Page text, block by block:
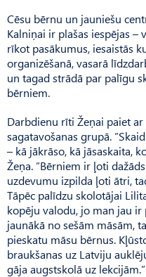
Cēsu bērnu un jauniešu
Kalniņai ir plašas iespējas –
rīkot pasākumus, iesaistās
organizēšanā, vasarā
un tagad strādā par palīgu
bērniem.
Darbdienu rīti Žeņai paiet
sagatavošanas grupā.
– kā jākrāso, kā jāsaskaita,
Žeņa. ”Bērniem ir ļoti
uzdevumu izpilda ļoti ātri,
Tāpēc palīdzu skolotājai
kopēju valodu, jo man jau ir
jaunākā no sešām māsām,
pieskatu māsu bērnus.
braukšanas uz Latviju
gāja augstskolā uz lekcijām.”